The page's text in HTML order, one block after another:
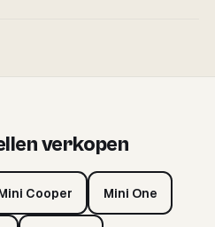
verkopen
Cooper Mini One